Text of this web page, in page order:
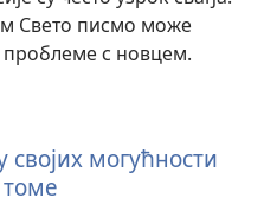
Свето писмо може
с новцем.
могућности